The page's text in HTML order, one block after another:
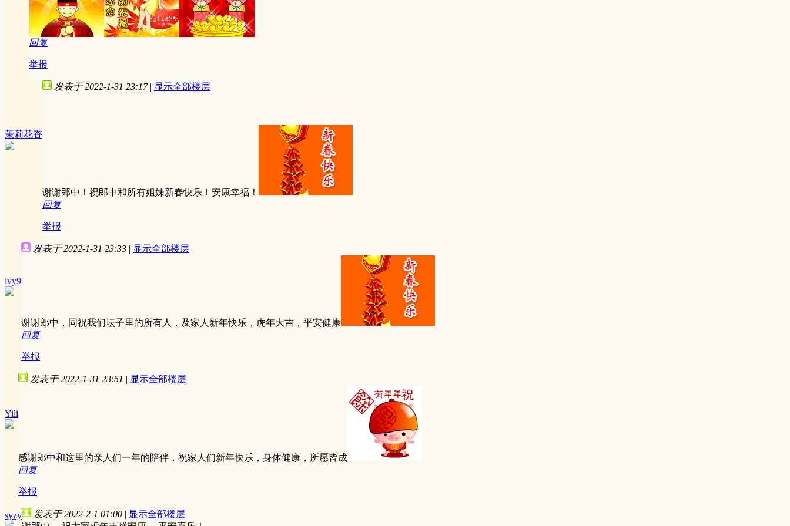
回复
举报
茉莉花香
发表于 2022-1-31 23:17 | 显示全部楼层
谢谢郎中！祝郎中和所有姐妹新春快乐！安康幸福！
回复
举报
ivy9
发表于 2022-1-31 23:33 | 显示全部楼层
谢谢郎中，同祝我们坛子里的所有人，及家人新年快乐，虎年大吉，平安健康
回复
举报
Yili
发表于 2022-1-31 23:51 | 显示全部楼层
感谢郎中和这里的亲人们一年的陪伴，祝家人们新年快乐，身体健康，所愿皆成
回复
举报
syzy 发表于 2022-2-1 01:00 | 显示全部楼层